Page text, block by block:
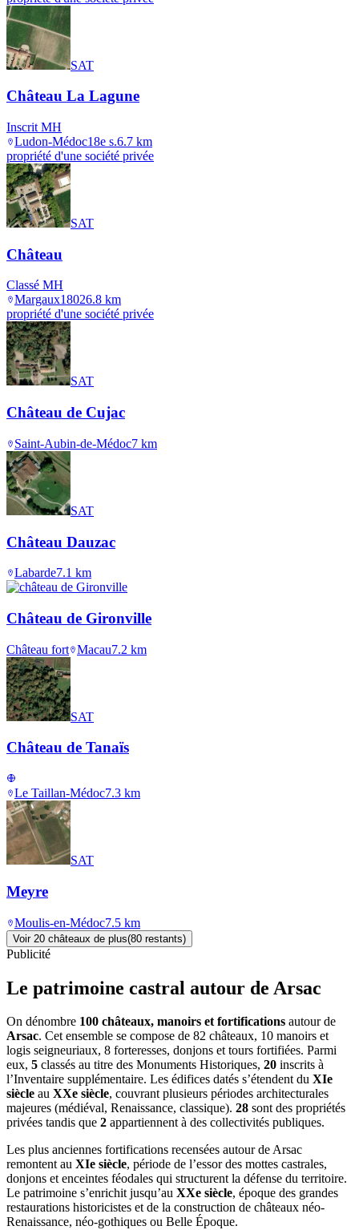
SAT
Château La Lagune
Inscrit MH
Ludon-Médoc18e s.6.7 km
propriété d'une société privée
SAT
Château
Classé MH
Margaux18026.8 km
propriété d'une société privée
SAT
Château de Cujac
Saint-Aubin-de-Médoc7 km
SAT
Château Dauzac
Labarde7.1 km
Château de Gironville
Château fort Macau7.2 km
SAT
Château de Tanaïs
Le Taillan-Médoc7.3 km
SAT
Meyre
Moulis-en-Médoc7.5 km
Voir 20 châteaux de plus(80 restants)
Publicité
Le patrimoine castral autour de Arsac
On dénombre 100 châteaux, manoirs et fortifications autour de
Arsac. Cet ensemble se compose de 82 châteaux, 10 manoirs et
logis seigneuriaux, 8 forteresses, donjons et tours fortifiées. Parmi
eux, 5 classés au titre des Monuments Historiques, 20 inscrits à
l’Inventaire supplémentaire. Les édifices datés s’étendent du XIe
siècle au XXe siècle, couvrant plusieurs périodes architecturales
majeures (médiéval, Renaissance, classique). 28 sont des propriétés
privées tandis que 2 appartiennent à des collectivités publiques.
Les plus anciennes fortifications recensées autour de Arsac
remontent au XIe siècle, période de l’essor des mottes castrales,
donjons et enceintes féodales qui structurent la défense du territoire.
Le patrimoine s’enrichit jusqu’au XXe siècle, époque des grandes
restaurations historicistes et de la construction de châteaux néo-
Renaissance, néo-gothiques ou Belle Époque.